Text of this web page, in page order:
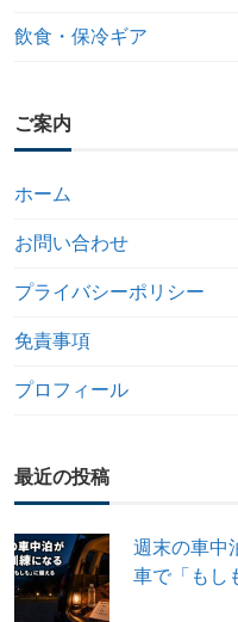
飲食・保冷ギア
ご案内
ホーム
お問い合わせ
プライバシーポリシー
免責事項
プロフィール
最近の投稿
週末の車中
車で「もし